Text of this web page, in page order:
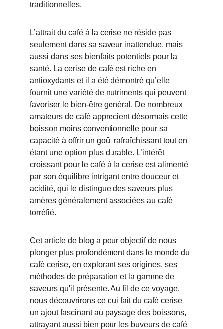
traditionnelles.
L’attrait du café à la cerise ne réside pas
seulement dans sa saveur inattendue, mais
aussi dans ses bienfaits potentiels pour la
santé. La cerise de café est riche en
antioxydants et il a été démontré qu’elle
fournit une variété de nutriments qui peuvent
favoriser le bien-être général. De nombreux
amateurs de café apprécient désormais cette
boisson moins conventionnelle pour sa
capacité à offrir un goût rafraîchissant tout en
étant une option plus durable. L’intérêt
croissant pour le café à la cerise est alimenté
par son équilibre intrigant entre douceur et
acidité, qui le distingue des saveurs plus
amères généralement associées au café
torréfié.
Cet article de blog a pour objectif de nous
plonger plus profondément dans le monde du
café cerise, en explorant ses origines, ses
méthodes de préparation et la gamme de
saveurs qu'il présente. Au fil de ce voyage,
nous découvrirons ce qui fait du café cerise
un ajout fascinant au paysage des boissons,
attrayant aussi bien pour les buveurs de café